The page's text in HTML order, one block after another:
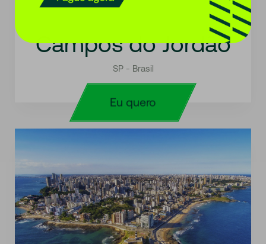
Conte com a gente para tirar os casacos
Campos do Jordão
SP - Brasil
Eu quero